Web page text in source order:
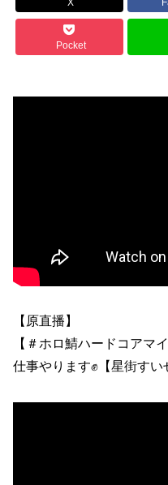
X
Pocket
【原直播】
【＃ホロ鯖ハードコアマ
仕事やります✊【星街すい